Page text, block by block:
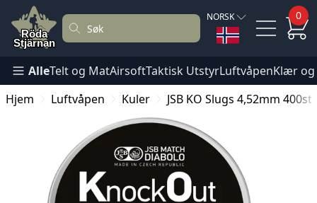
NORSK 0
AlleTelt og MatAirsoftTaktisk UtstyrLuftvåpenKlær
Hjem
Luftvåpen Kuler JSB KO Slugs 4,52mm